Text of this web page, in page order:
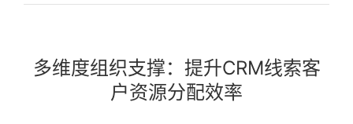
多维度组织支撑：提升CRM线索客
户资源分配效率